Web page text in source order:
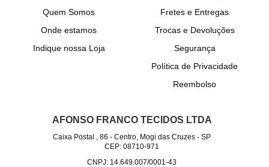
Quem Somos
Onde estamos
Indique nossa Loja
Fretes e Entregas
Trocas e Devoluções
Segurança
Política de Privacidade
Reembolso
AFONSO FRANCO TECIDOS LTDA
Caixa Postal , 86 -Centro, Mogi das Cruzes -SP
CEP: 08710-971
CNPJ: 14.649.007/0001-43